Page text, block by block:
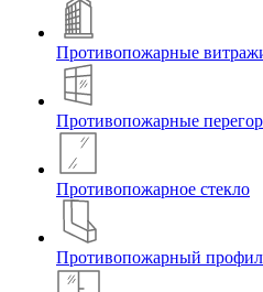
Противопожарные
Противопожарные
Противопожарное стекло
Противопожарный